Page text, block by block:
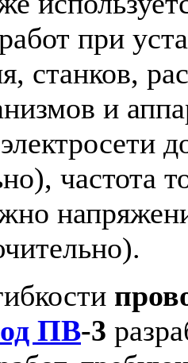
при
станков,
и
частота
ПВ-3